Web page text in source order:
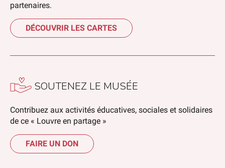
partenaires.
DÉCOUVRIR LES CARTES
SOUTENEZ LE MUSÉE
Contribuez aux activités éducatives, sociales et solidaires
de ce « Louvre en partage »
FAIRE UN DON